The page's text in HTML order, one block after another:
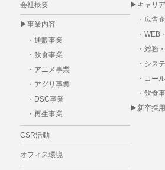
会社概要
▶事業内容
・ 通販事業
・ 飲食事業
・ アニメ事業
・ アグリ事業
・ DSC事業
・ 再生事業
▶ キャリ
・ 広告
・WEB
・総務
・ シス
・ コー
・飲食
▶ 新卒採用
CSR活動
オフィス環境